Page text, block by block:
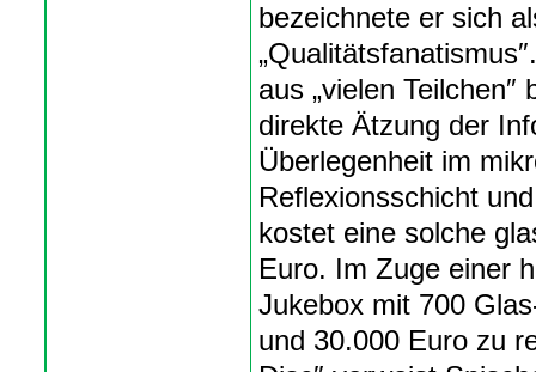
bezeichnete er sich
aus „vielen
direkte Ätzung der
Überlegenheit im
Reflexionsschicht
kostet eine solche
Euro. Im Zuge einer
Jukebox mit 700
und 30.000 Euro zu